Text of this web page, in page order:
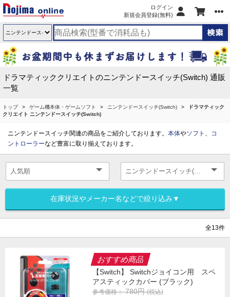
ログイン
新規会員登録(無料)
ドラマティッククリエイトのニンテンドースイッチ(Switch) 通販
一覧
トップ ゲーム機本体・ゲームソフト ニンテンドースイッチ(Switch)
ドラマティック
クリエイト ニンテンドースイッチ(Switch)
ニンテンドースイッチ関連の商品をご紹介しております。 本体やソフト 、 コ
ントローラーなど豊富に取り揃えております。
在庫状況やメーカー名などで絞り込み▼
全13件
おすすめ商品
【Switch】 Switchジョイコン用 スペ
アスティックカバー (ブラック)
参考価格： 780円(税込)